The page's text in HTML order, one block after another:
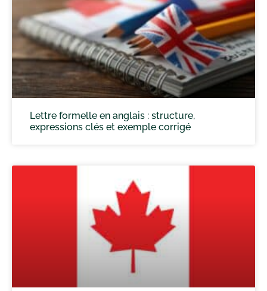
Lettre formelle en anglais : structure,
expressions clés et exemple corrigé